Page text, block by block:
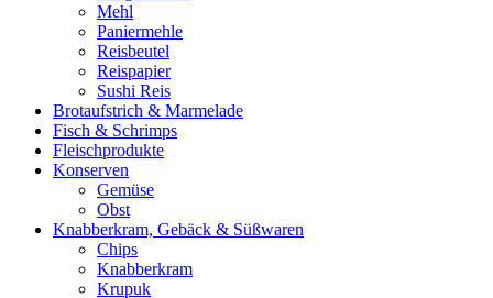
Mehl
Paniermehle
Reisbeutel
Reispapier
Sushi Reis
Brotaufstrich & Marmelade
Fisch & Schrimps
Fleischprodukte
Konserven
Gemüse
Obst
Knabberkram, Gebäck & Süßwaren
Chips
Knabberkram
Krupuk